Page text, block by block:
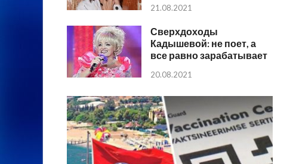
21.08.2021
Сверхдоходы
Кадышевой: не поет, а
все равно зарабатывает
20.08.2021